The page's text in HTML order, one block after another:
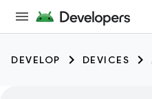
DEVELOP DEVICES